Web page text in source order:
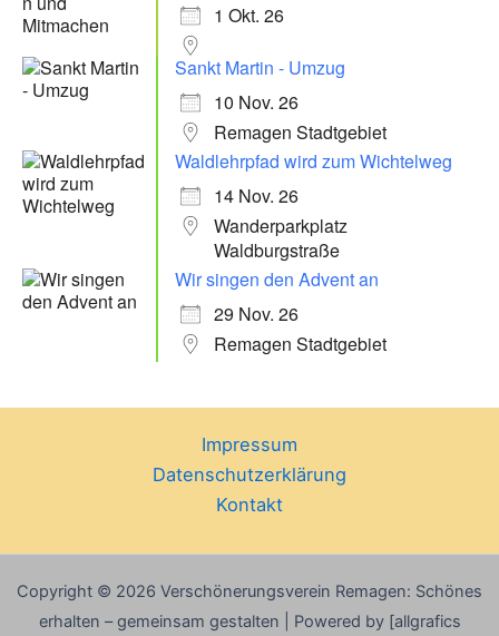
1 Okt. 26
Sankt Martin - Umzug
10 Nov. 26
Remagen Stadtgebiet
Waldlehrpfad wird zum Wichtelweg
14 Nov. 26
Wanderparkplatz
Waldburgstraße
Wir singen den Advent an
29 Nov. 26
Remagen Stadtgebiet
Impressum
Datenschutzerklärung
Kontakt
Copyright © 2026 Verschönerungsverein Remagen: Schönes
erhalten – gemeinsam gestalten | Powered by [allgrafics